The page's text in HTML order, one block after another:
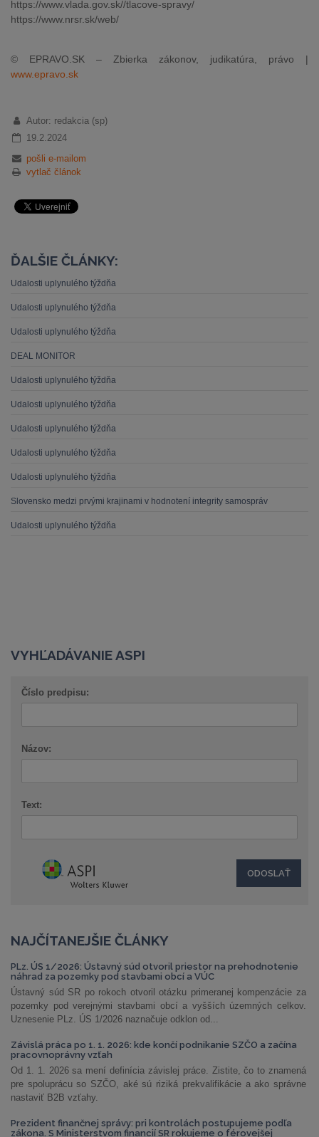
https://www.vlada.gov.sk//tlacove-spravy/
https://www.nrsr.sk/web/
© EPRAVO.SK – Zbierka zákonov, judikatúra, právo |
www.epravo.sk
Autor: redakcia (sp)
19.2.2024
pošli e-mailom
vytlač článok
ĎALŠIE ČLÁNKY:
Udalosti uplynulého týždňa
Udalosti uplynulého týždňa
Udalosti uplynulého týždňa
DEAL MONITOR
Udalosti uplynulého týždňa
Udalosti uplynulého týždňa
Udalosti uplynulého týždňa
Udalosti uplynulého týždňa
Udalosti uplynulého týždňa
Slovensko medzi prvými krajinami v hodnotení integrity samospráv
Udalosti uplynulého týždňa
VYHĽADÁVANIE ASPI
Číslo predpisu:
Názov:
Text:
NAJČÍTANEJŠIE ČLÁNKY
PLz. ÚS 1/2026: Ústavný súd otvoril priestor na prehodnotenie
náhrad za pozemky pod stavbami obcí a VÚC
Ústavný súd SR po rokoch otvoril otázku primeranej kompenzácie za
pozemky pod verejnými stavbami obcí a vyšších územných celkov.
Uznesenie PLz. ÚS 1/2026 naznačuje odklon od...
Závislá práca po 1. 1. 2026: kde končí podnikanie SZČO a začína
pracovnoprávny vzťah
Od 1. 1. 2026 sa mení definícia závislej práce. Zistite, čo to znamená
pre spoluprácu so SZČO, aké sú riziká prekvalifikácie a ako správne
nastaviť B2B vzťahy.
Prezident finančnej správy: pri kontrolách postupujeme podľa
zákona. S Ministerstvom financií SR rokujeme o férovejšej